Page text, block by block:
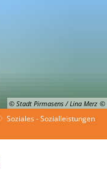
© Stadt Pirmasens / Lina Merz
Soziales - Sozialleistungen